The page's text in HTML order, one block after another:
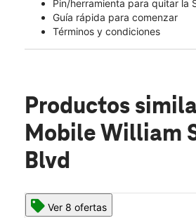
Pin/herramienta para quitar la
Guía rápida para comenzar
Términos y condiciones
Productos
Mobile William
Blvd
Ver 8 ofertas